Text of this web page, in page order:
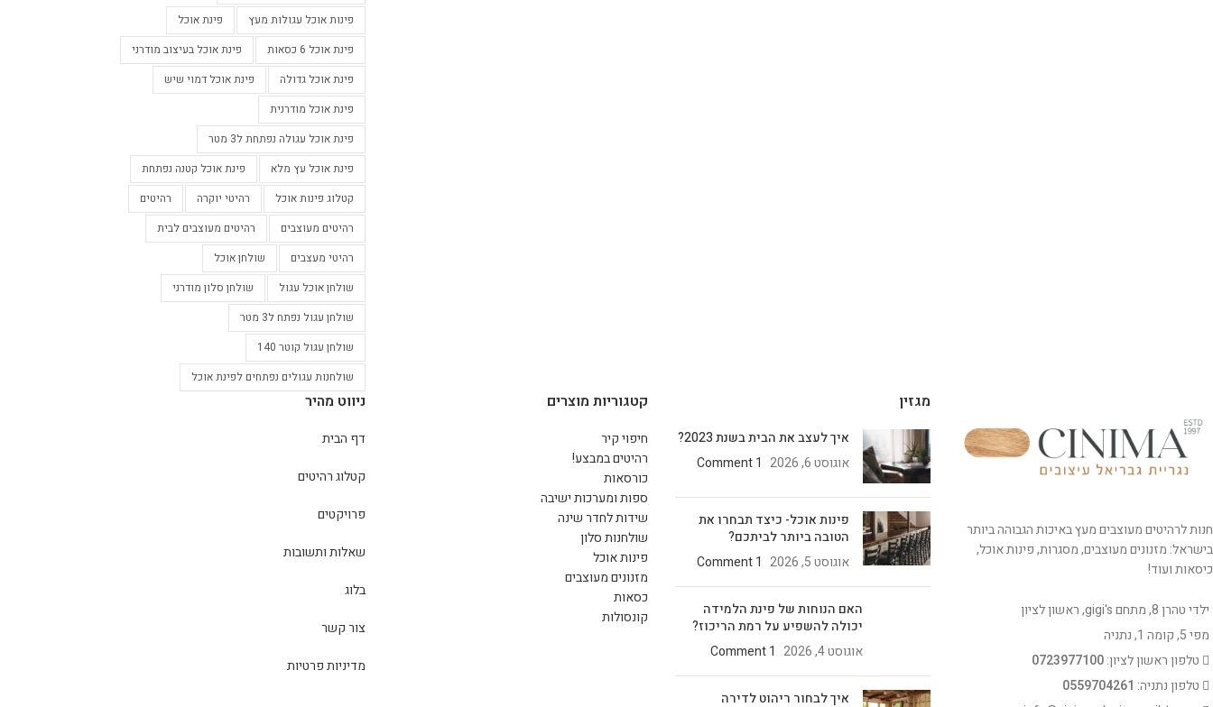
פינות אוכל עגולות מעץ
פינת אוכל
פינת אוכל 6 כסאות
פינת אוכל בעיצוב מודרני
פינת אוכל גדולה
פינת אוכל דמוי שיש
פינת אוכל מודרנית
פינת אוכל עגולה נפתחת ל3 מטר
פינת אוכל עץ מלא
פינת אוכל קטנה נפתחת
קטלוג פינות אוכל
רהיטי יוקרה
רהיטים
רהיטים מעוצבים
רהיטים מעוצבים לבית
רהיטי מעצבים
שולחן אוכל
שולחן אוכל עגול
שולחן סלון מודרני
שולחן עגול נפתח ל3 מטר
שולחן עגול קוטר 140
שולחנות עגולים נפתחים לפינת אוכל
חנות לרהיטים מעוצבים מעץ באיכות הגבוהה ביותר
בישראל: מזנונים מעוצבים, מסגרות, פינות אוכל,
כיסאות ועוד!
ילדי טהרן 8, מתחם gigi's, ראשון לציון
מפי 5, קומה 1, נתניה
טלפון ראשון לציון:0723977100
טלפון נתניה: 0559704261
מגזין
איך לעצב את הבית בשנת 2023?
אוגוסט 6, 2026
1 Comment
פינות אוכל- כיצד תבחרו את
הטובה ביותר לביתכם?
אוגוסט 5, 2026
1 Comment
האם הנוחות של פינת הלמידה
יכולה להשפיע על רמת הריכוז?
אוגוסט 4, 2026
1 Comment
איך לבחור ריהוט לדירה
קטגוריות מוצרים
חיפוי קיר
רהיטים במבצע!
כורסאות
ספות ומערכות ישיבה
שידות לחדר שינה
שולחנות סלון
פינות אוכל
מזנונים מעוצבים
כסאות
קונסולות
ניווט מהיר
דף הבית
קטלוג רהיטים
פרויקטים
שאלות ותשובות
בלוג
צור קשר
מדיניות פרטיות